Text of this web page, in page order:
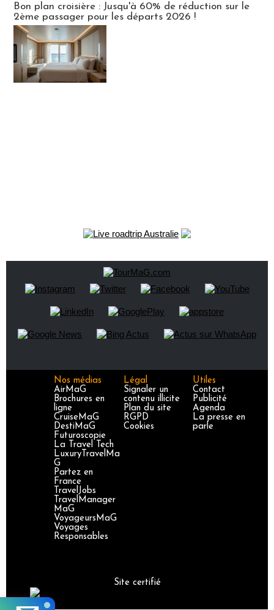
Bon plan croisière : Jusqu'à 60% de réduction sur le
2ème passager pour les départs 2026 !
Nos médias
AirMaG
Brochures en
ligne
CruiseMaG
DestiMaG
Futuroscopie
La Travel Tech
LuxuryTravelMa
G
Partez en
France
TravelJobs
TravelManager
MaG
VoyageursMaG
Voyages
Responsables
Légal
Signaler un
contenu illicite
Plan du site
RGPD
Cookies
Utiles
Contact
Publicité
Agenda
La presse en
parle
Site certifié